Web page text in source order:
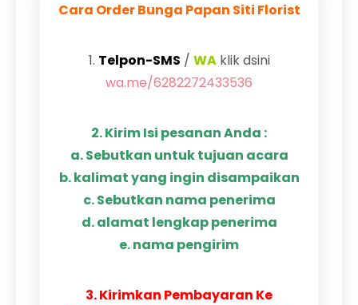
Cara Order Bunga Papan Siti Florist
1. Telpon-SMS / WAklik dsini
wa.me/6282272433536
2. Kirim Isi pesanan Anda :
a. Sebutkan untuk tujuan acara
b. kalimat yang ingin disampaikan
c. Sebutkan nama penerima
d. alamat lengkap penerima
e. nama pengirim
3. Kirimkan Pembayaran Ke